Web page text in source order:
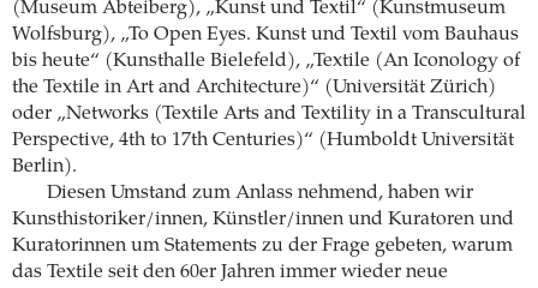
(Museum Abteiberg), „Kunst und Textil“ (Kunstmuseum
Wolfsburg), „To Open Eyes. Kunst und Textil vom Bauhaus
bis heute“ (Kunsthalle Bielefeld), „Textile (An Iconology of
the Textile in Art and Architecture)“ (Universität Zürich)
oder „Networks (Textile Arts and Textility in a Transcultural
Perspective, 4th to 17th Centuries)“ (Humboldt Universität
Berlin).
Diesen Umstand zum Anlass nehmend, haben wir
Kunsthistoriker/innen, Künstler/innen und Kuratoren und
Kuratorinnen um Statements zu der Frage gebeten, warum
das Textile seit den 60er Jahren immer wieder neue